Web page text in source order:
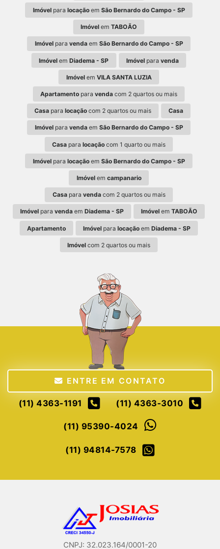
Imóvelpara locaçãoem São Bernardo do Campo - SP
Imóvel em TABOÃO
Imóvelpara vendaem São Bernardo do Campo - SP
Imóvel emDiadema - SP Imóvelpara venda
Imóvelem VILA SANTA LUZIA
Apartamento para venda com 2 quartos ou mais
Casapara locaçãocom 2 quartos ou mais Casa
Imóvelpara vendaem São Bernardo do Campo - SP
Casa para locação com 1 quarto ou mais
Imóvelpara locaçãoem São Bernardo do Campo - SP
Imóvelem campanario
Casapara vendacom 2 quartos ou mais
Imóvelpara vendaem Diadema - SP Imóvel emTABOÃO
Apartamento Imóvel paralocação emDiadema - SP
Imóvel com 2 quartos ou mais
ENTRE EM CONTATO
(11) 4363-1191 (11) 4363-3010
(11) 95390-4024
(11) 94814-7578
CNPJ: 32.023.164/0001-20